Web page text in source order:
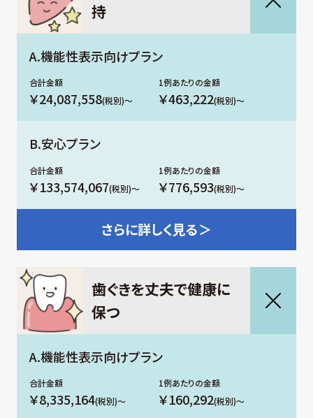
持
A.機能性表示向けプラン
￥24,087,558(税別)～ ￥463,222(税別)～
B.安心プラン
￥133,574,067(税別)～ ￥776,593(税別)～
さらに詳しく見る＞
⻭ぐきを丈夫で健康に
保つ
A.機能性表示向けプラン
￥8,335,164(税別)～ ￥160,292(税別)～